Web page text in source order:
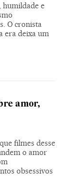
humildade e
O cronista
era deixa um
amor,
filmes desse
o amor
obsessivos